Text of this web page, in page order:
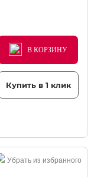
В КОРЗИНУ
В КОРЗИНУ
В КОРЗИНУ
Купить в 1 клик
Убрать из избранного